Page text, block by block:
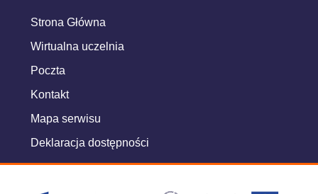
Strona Główna
Wirtualna uczelnia
Poczta
Kontakt
Mapa serwisu
Deklaracja dostępności